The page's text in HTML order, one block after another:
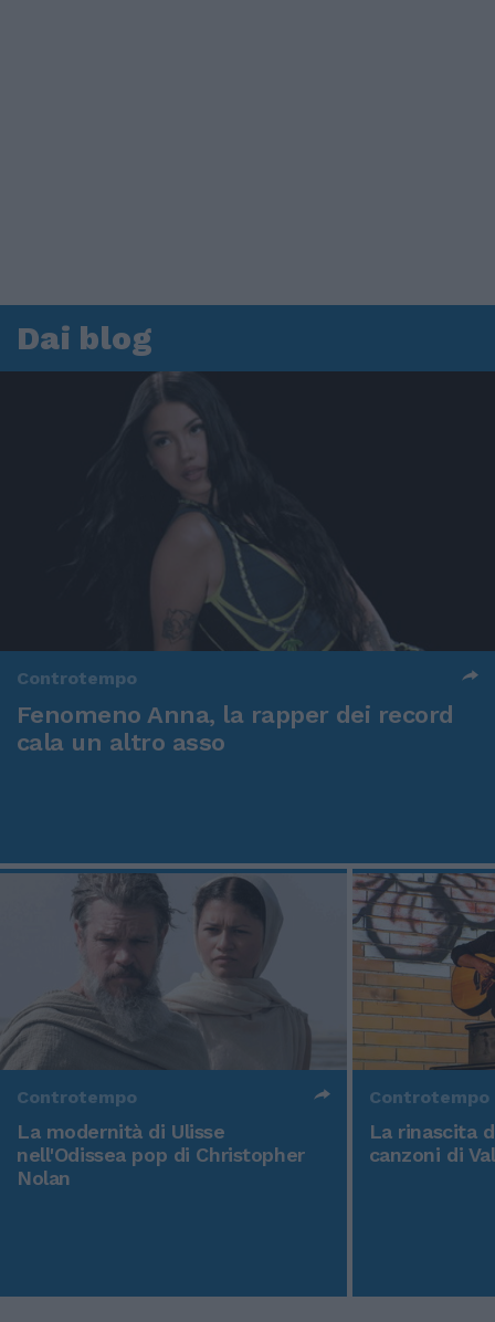
Dai blog
Controtempo
Fenomeno Anna, la rapper dei record
cala un altro asso
Controtempo
La modernità di Ulisse
nell'Odissea pop di Christopher
Nolan
Controtempo
La rinascita
canzoni di